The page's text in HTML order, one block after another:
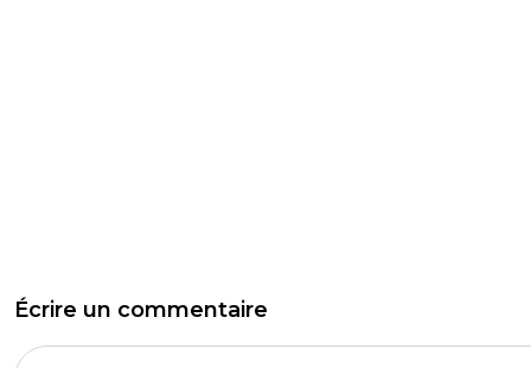
Écrire un commentaire